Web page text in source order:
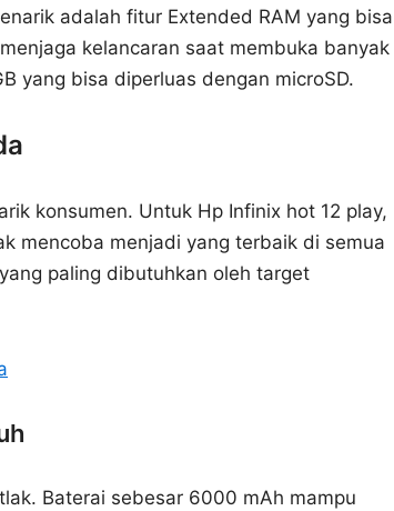
adalah fitur Extended RAM yang bisa
kelancaran saat membuka banyak
yang bisa diperluas dengan microSD.
konsumen. Untuk Hp Infinix hot 12 play,
mencoba menjadi yang terbaik di semua
paling dibutuhkan oleh target
Baterai sebesar 6000 mAh mampu